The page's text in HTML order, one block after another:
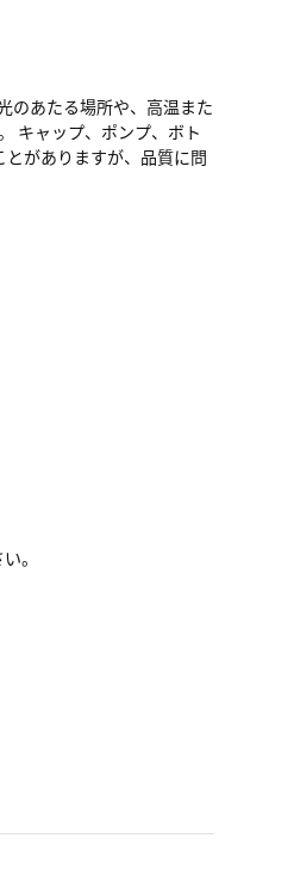
のあたる場所や、高温また
キャップ、ポンプ、ボト
がありますが、品質に問
。